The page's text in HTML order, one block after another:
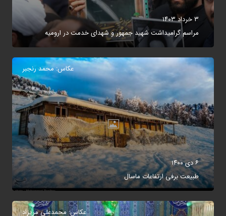
۳ خرداد ۱۴۰۳
مراسم گرامیداشت شهید جمهور و شهدای خدمت در ارومیه
۶ دی ۱۴۰۰
طبیعت برفی ارتفاعات ماسال
عکاس: محمد رنجبر
عکاس: محمدعلی مریزاد